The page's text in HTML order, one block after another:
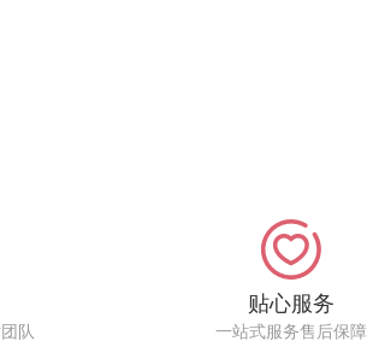
队
贴心服务
一站式服务售后保障